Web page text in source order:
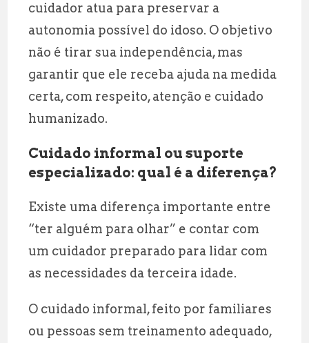
cuidador atua para preservar a
autonomia possível do idoso. O objetivo
não é tirar sua independência, mas
garantir que ele receba ajuda na medida
certa, com respeito, atenção e cuidado
humanizado.
Cuidado informal ou suporte
especializado: qual é a diferença?
Existe uma diferença importante entre
“ter alguém para olhar” e contar com
um cuidador preparado para lidar com
as necessidades da terceira idade.
O cuidado informal, feito por familiares
ou pessoas sem treinamento adequado,